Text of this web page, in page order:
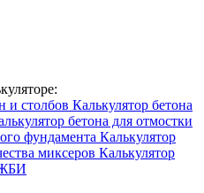
и столбов Калькулятор бетона
бетона для отмостки
фундамента Калькулятор
миксеров Калькулятор
ЖБИ